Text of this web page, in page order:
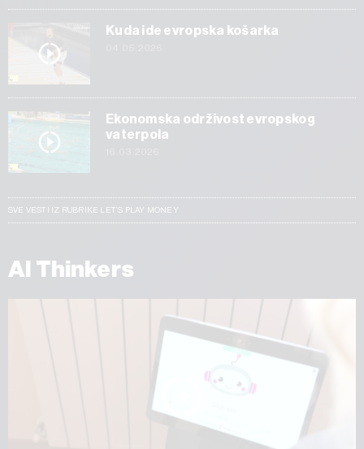
Kuda ide evropska košarka
Ekonomska održivost evropskog
vaterpola
SVE VESTI IZ RUBRIKE LET’S PLAY MONEY
AI Thinkers